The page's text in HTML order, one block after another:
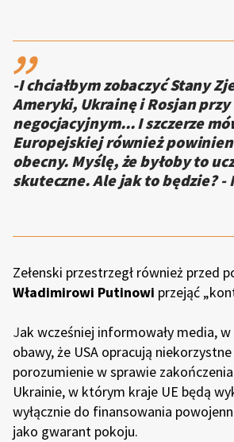
,,
-I chciałbym zobaczyć Stany
Ameryki, Ukrainę i Rosjan
negocjacyjnym... I szczerze
Europejskiej również
obecny. Myślę, że byłoby to
skuteczne. Ale jak to będzie? -
Zełenski przestrzegł również przed
Władimirowi Putinowi przejąć
Jak wcześniej informowały media,
obawy, że USA opracują
porozumienie w sprawie
Ukrainie, w którym kraje UE będą
wyłącznie do finansowania
jako gwarant pokoju.